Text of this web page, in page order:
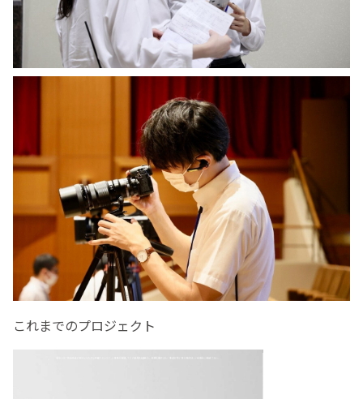
これまでのプロジェクト